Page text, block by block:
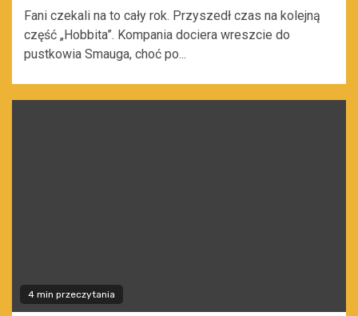
Fani czekali na to cały rok. Przyszedł czas na kolejną
część „Hobbita”. Kompania dociera wreszcie do
pustkowia Smauga, choć po...
4 min przeczytania